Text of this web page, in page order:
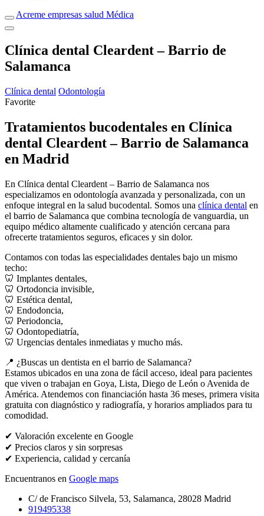
Acreme empresas salud Médica
Clínica dental Cleardent – Barrio de
Salamanca
Clínica dental Odontología
Favorite
Tratamientos bucodentales en Clínica
dental Cleardent – Barrio de Salamanca
en Madrid
En Clínica dental Cleardent – Barrio de Salamanca nos
especializamos en odontología avanzada y personalizada, con un
enfoque integral en la salud bucodental. Somos una clínica dental en
el barrio de Salamanca que combina tecnología de vanguardia, un
equipo médico altamente cualificado y atención cercana para
ofrecerte tratamientos seguros, eficaces y sin dolor.
Contamos con todas las especialidades dentales bajo un mismo
techo:
🦷 Implantes dentales,
🦷 Ortodoncia invisible,
🦷 Estética dental,
🦷 Endodoncia,
🦷 Periodoncia,
🦷 Odontopediatría,
🦷 Urgencias dentales inmediatas y mucho más.
📍 ¿Buscas un dentista en el barrio de Salamanca?
Estamos ubicados en una zona de fácil acceso, ideal para pacientes
que viven o trabajan en Goya, Lista, Diego de León o Avenida de
América. Atendemos con financiación hasta 36 meses, primera visita
gratuita con diagnóstico y radiografía, y horarios ampliados para tu
comodidad.
✔ Valoración excelente en Google
✔ Precios claros y sin sorpresas
✔ Experiencia, calidad y cercanía
Encuentranos en Google maps
C/ de Francisco Silvela, 53, Salamanca, 28028 Madrid
919495338